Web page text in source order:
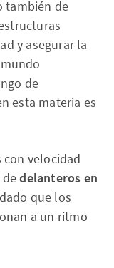
también de
y asegurar la
de
esta materia es
con velocidad
dedelanteros en
que los
a un ritmo